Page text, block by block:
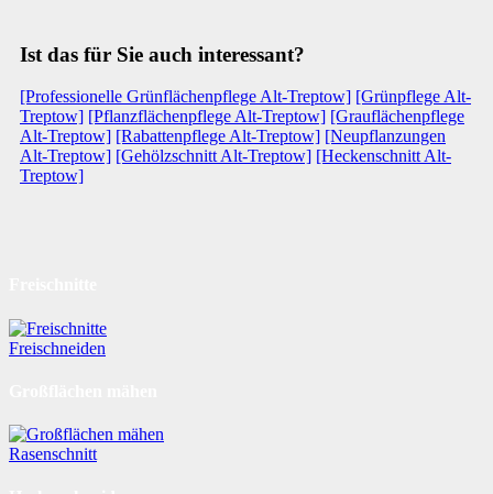
Ist das für Sie auch interessant?
[Professionelle Grünflächenpflege Alt-Treptow] [Grünpflege Alt-
Treptow] [Pflanzflächenpflege Alt-Treptow] [Grauflächenpflege
Alt-Treptow] [Rabattenpflege Alt-Treptow] [Neupflanzungen
Alt-Treptow] [Gehölzschnitt Alt-Treptow] [Heckenschnitt Alt-
Treptow]
Freischneiden
Rasenschnitt